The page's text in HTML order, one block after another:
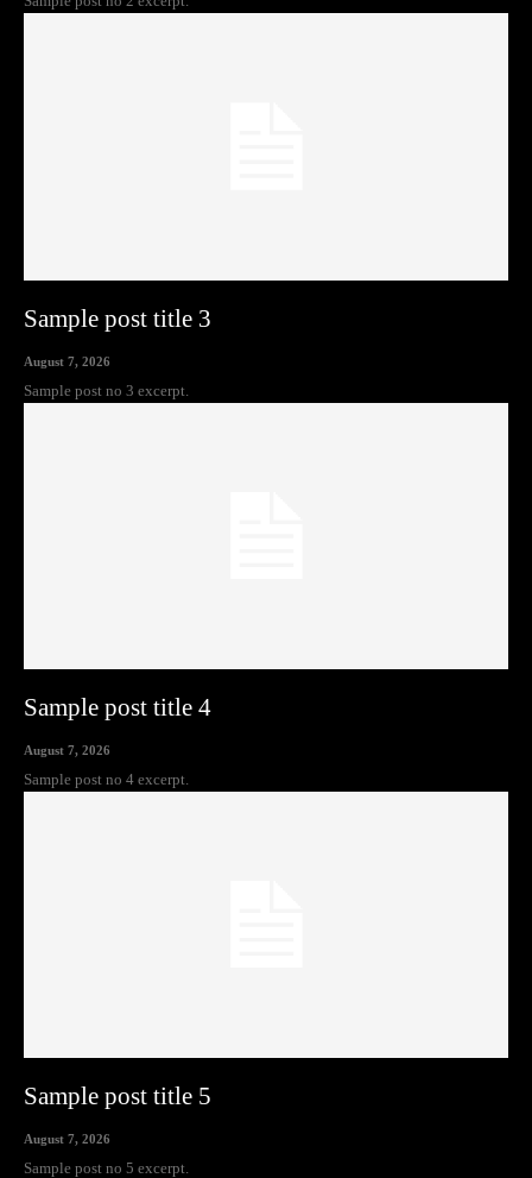
Sample post title 3
August 7, 2026
Sample post no 3 excerpt.
Sample post title 4
August 7, 2026
Sample post no 4 excerpt.
Sample post title 5
August 7, 2026
Sample post no 5 excerpt.